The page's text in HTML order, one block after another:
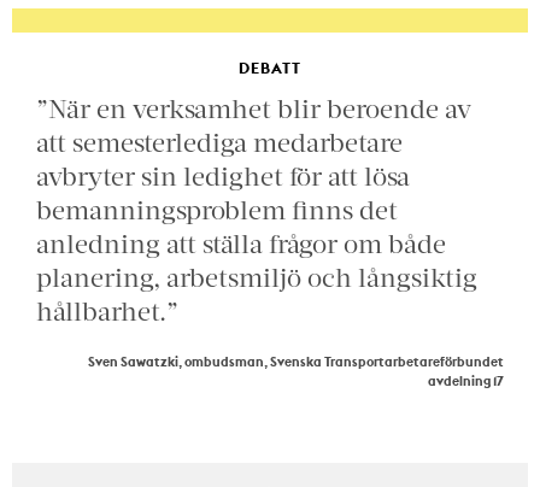
DEBATT
”När en verksamhet blir beroende av
att semesterlediga medarbetare
avbryter sin ledighet för att lösa
bemanningsproblem finns det
anledning att ställa frågor om både
planering, arbetsmiljö och långsiktig
hållbarhet.”
Sven Sawatzki, ombudsman, Svenska Transportarbetareförbundet
avdelning 17